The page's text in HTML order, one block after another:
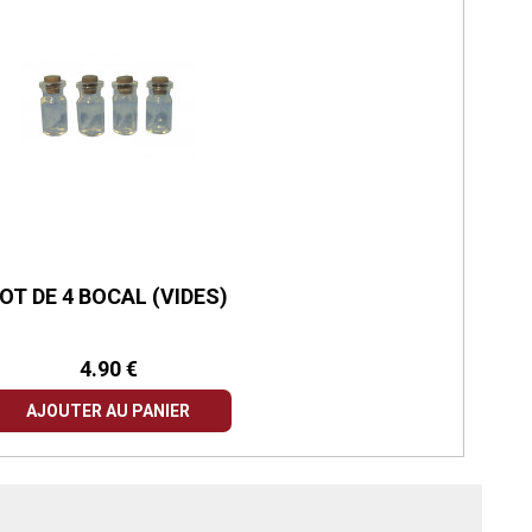
DE 4 BOCAL (VIDES)
4.90 €
AJOUTER AU PANIER